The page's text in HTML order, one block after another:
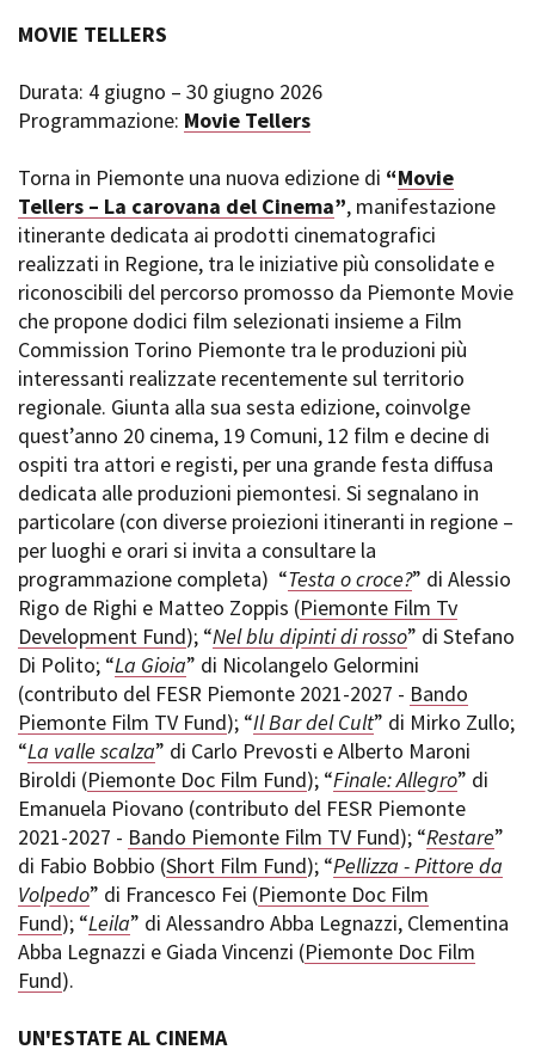
MOVIE TELLERS
Durata: 4 giugno – 30 giugno 2026
Programmazione: Movie Tellers
Torna in Piemonte una nuova edizione di “Movie
Tellers – La carovana del Cinema”, manifestazione
itinerante dedicata ai prodotti cinematografici
realizzati in Regione, tra le iniziative più consolidate e
riconoscibili del percorso promosso da Piemonte Movie
che propone dodici film selezionati insieme a Film
Commission Torino Piemonte tra le produzioni più
interessanti realizzate recentemente sul territorio
regionale. Giunta alla sua sesta edizione, coinvolge
quest’anno 20 cinema, 19 Comuni, 12 film e decine di
ospiti tra attori e registi, per una grande festa diffusa
dedicata alle produzioni piemontesi. Si segnalano in
particolare (con diverse proiezioni itineranti in regione –
per luoghi e orari si invita a consultare la
programmazione completa) “Testa o croce?” di Alessio
Rigo de Righi e Matteo Zoppis (Piemonte Film Tv
Development Fund); “Nel blu dipinti di rosso” di Stefano
Di Polito; “La Gioia” di Nicolangelo Gelormini
(contributo del FESR Piemonte 2021-2027 - Bando
Piemonte Film TV Fund); “Il Bar del Cult” di Mirko Zullo;
“La valle scalza” di Carlo Prevosti e Alberto Maroni
Biroldi (Piemonte Doc Film Fund); “Finale: Allegro” di
Emanuela Piovano (contributo del FESR Piemonte
2021-2027 - Bando Piemonte Film TV Fund); “Restare”
di Fabio Bobbio (Short Film Fund); “Pellizza - Pittore da
Volpedo” di Francesco Fei (Piemonte Doc Film
Fund); “Leila” di Alessandro Abba Legnazzi, Clementina
Abba Legnazzi e Giada Vincenzi (Piemonte Doc Film
Fund).
UN'ESTATE AL CINEMA